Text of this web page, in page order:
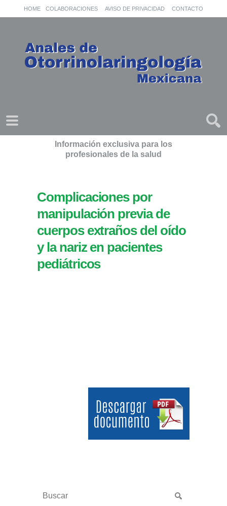
HOME COLABORACIONES AVISO DE PRIVACIDAD CONTACTO
Información exclusiva para los
profesionales de la salud
Complicaciones por
manipulación previa de
cuerpos extraños del oído
y la nariz en pacientes
pediátricos